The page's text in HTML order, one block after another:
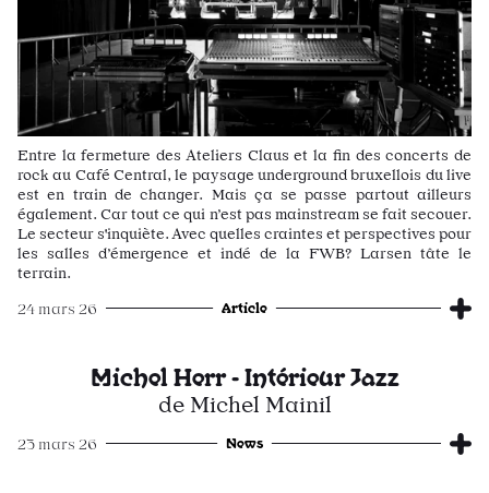
Entre la fermeture des Ateliers Claus et la fin des concerts de
rock au Café Central, le paysage underground bruxellois du live
est en train de changer. Mais ça se passe partout ailleurs
également. Car tout ce qui n’est pas mainstream se fait secouer.
Le secteur s'inquiète. Avec quelles craintes et perspectives pour
les salles d’émergence et indé de la FWB? Larsen tâte le
terrain.
24 mars 26 Article
Michel Herr - Intérieur Jazz
de Michel Mainil
23 mars 26 News